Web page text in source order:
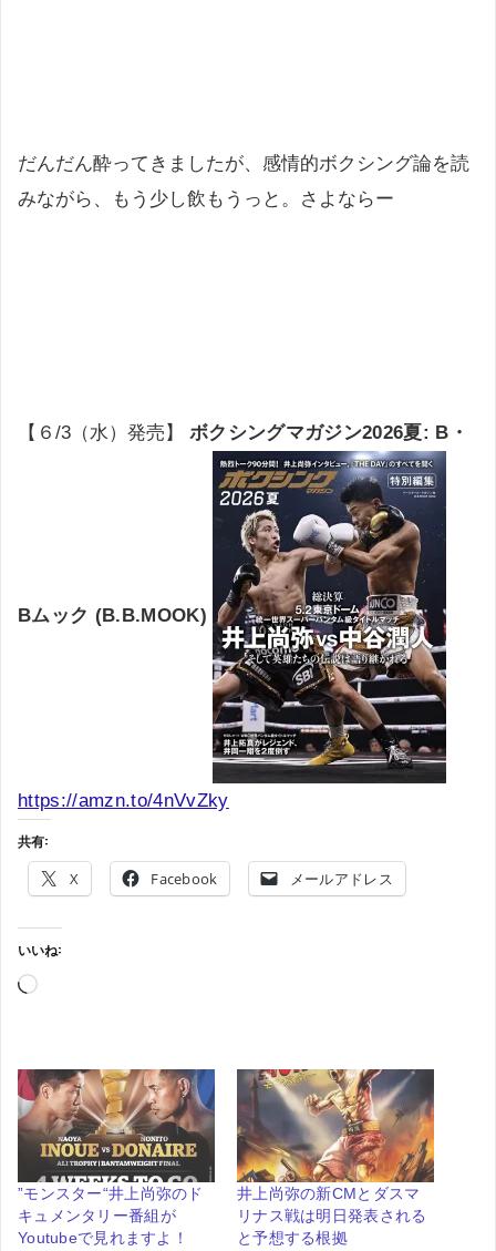
だんだん酔ってきましたが、感情的ボクシング論を読
みながら、もう少し飲もうっと。さよならー
【６/3（水）発売】 ボクシングマガジン2026夏: B・
Bムック (B.B.MOOK)
https://amzn.to/4nVvZky
共有:
X Facebook メールアドレス
いいね:
読
み
中…
”モンスター“井上尚弥のド
キュメンタリー番組が
Youtubeで見れますよ！
井上尚弥の新CMとダスマ
リナス戦は明日発表される
と予想する根拠